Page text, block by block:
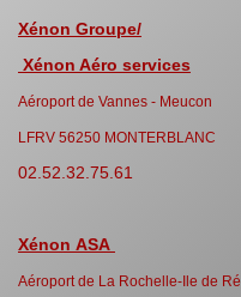
Xénon Groupe/
Xénon Aéro services
Aéroport de Vannes - Meucon
LFRV 56250 MONTERBLANC
02.52.32.75.61
Xénon ASA
Aéroport de La Rochelle-Ile de Ré,